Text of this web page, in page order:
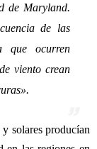
de Maryland.
de las
que ocurren
viento crean
».
solares producían